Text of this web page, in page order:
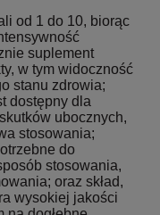
od 1 do 10, biorąc
suplement
w tym widoczność
stanu zdrowia;
dostępny dla
ubocznych,
stosowania;
do
stosowania,
oraz skład,
wysokiej jakości